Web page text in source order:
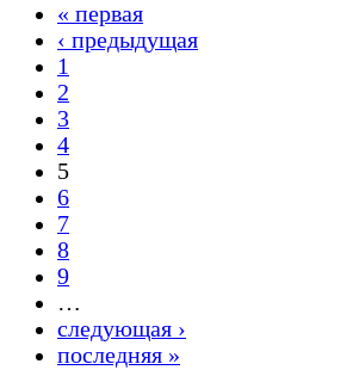
« первая
‹ предыдущая
1
2
3
4
5
6
7
8
9
…
следующая ›
последняя »